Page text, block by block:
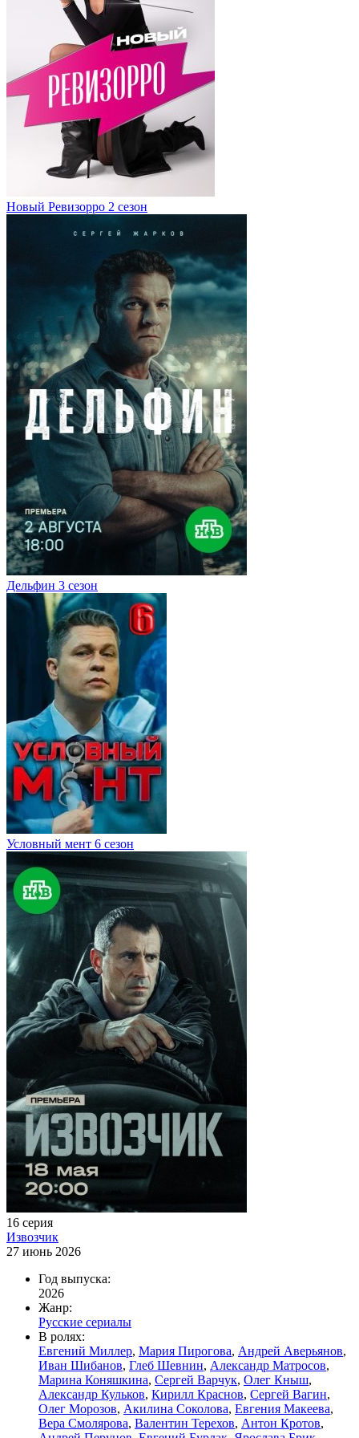
Новый Ревизорро 2 сезон
Дельфин 3 сезон
Условный мент 6 сезон
16 серия
Извозчик
27 июнь 2026
Год выпуска:
2026
Жанр:
Русские сериалы
В ролях:
Евгений Миллер, Мария Пирогова, Андрей Аверьянов,
Иван Шибанов, Глеб Шевнин, Александр Матросов,
Марина Коняшкина, Сергей Варчук, Олег Кныш,
Александр Кульков, Кирилл Краснов, Сергей Вагин,
Олег Морозов, Акилина Соколова, Евгения Макеева,
Вера Смолярова, Валентин Терехов, Антон Кротов,